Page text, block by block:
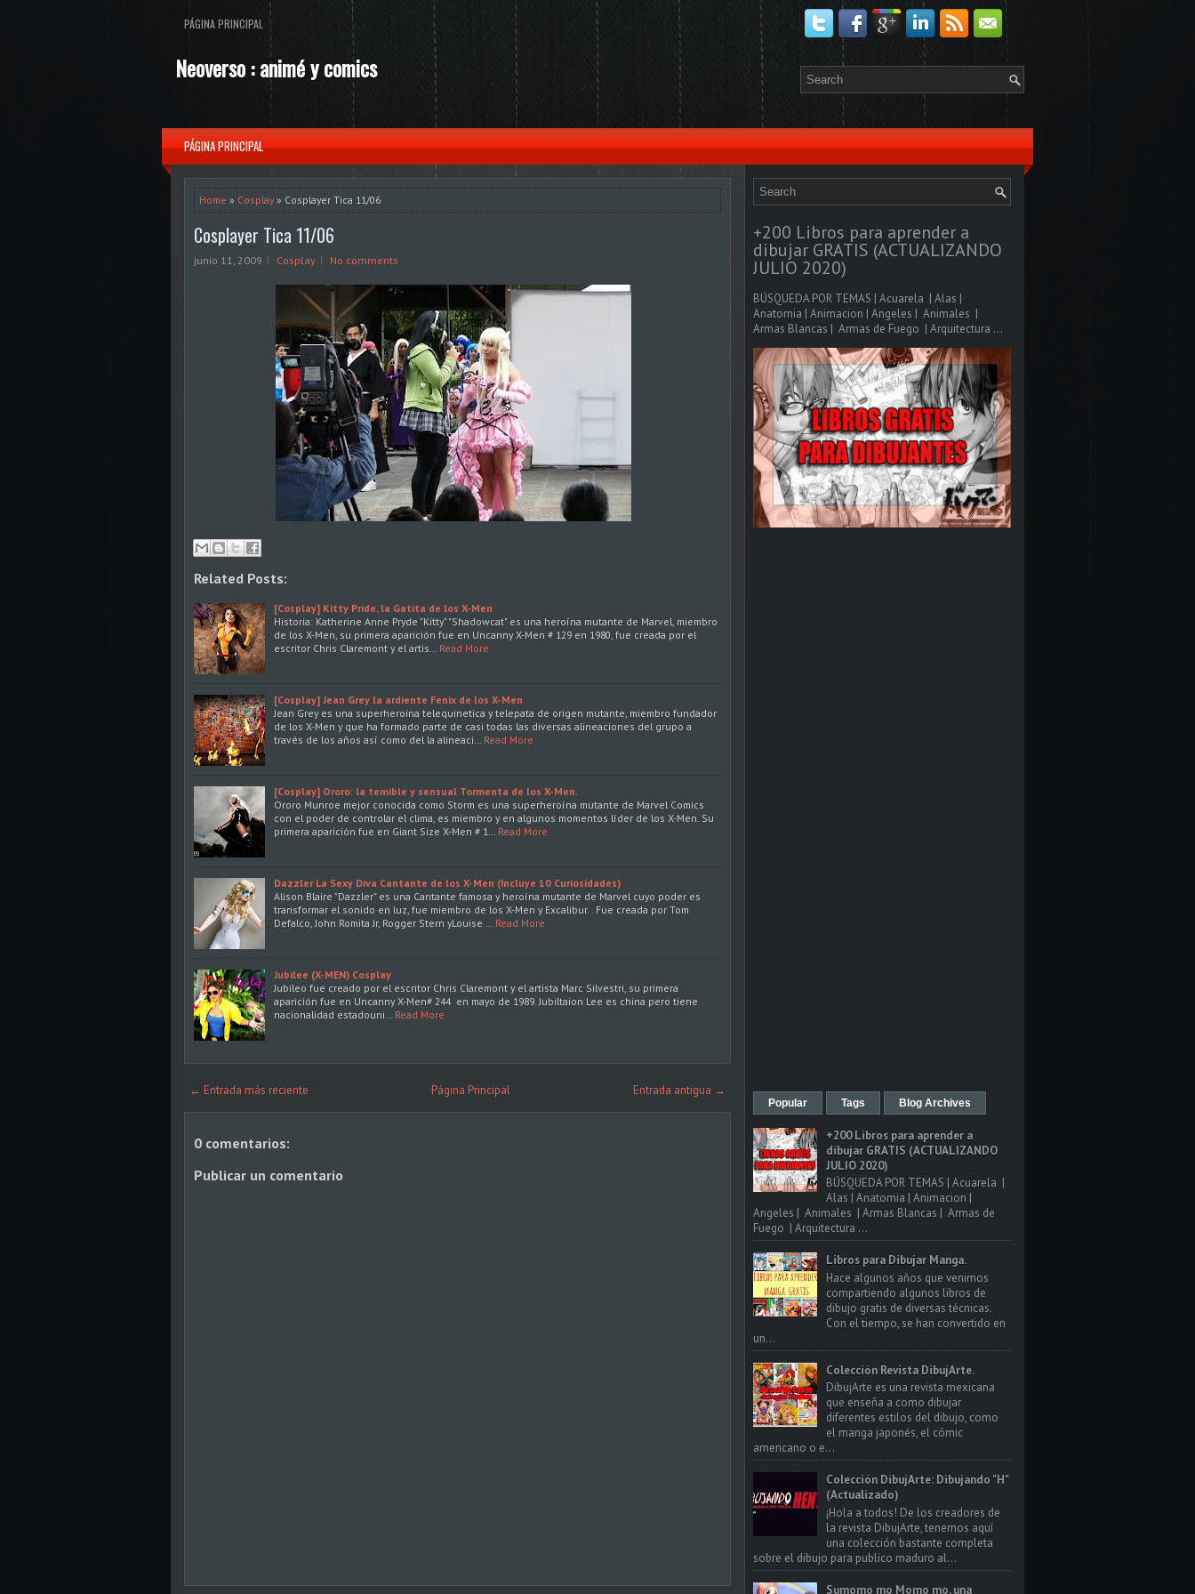
PÁGINA PRINCIPAL
Neoverso : animé y comics
PÁGINA PRINCIPAL
Home » Cosplay» Cosplayer Tica 11/06
Cosplayer Tica 11/06
junio 11, 2009 Cosplay No comments
Related Posts:
[Cosplay] Kitty Pride, la Gatita de los X-Men
Historia: Katherine Anne Pryde "Kitty" "Shadowcat" es una heroína mutante de Marvel, miembro
de los X-Men, su primera aparición fue en Uncanny X-Men # 129 en 1980, fue creada por el
escritor Chris Claremont y el artis…
Read More
[Cosplay] Jean Grey la ardiente Fenix de los X-Men
Jean Grey es una superheroina telequinetica y telepata de origen mutante, miembro fundador
de los X-Men y que ha formado parte de casi todas las diversas alineaciones del grupo a
través de los años así como del la alineaci…
Read More
[Cosplay] Ororo: la temible y sensual Tormenta de los X-Men.
Ororo Munroe mejor conocida como Storm es una superheroína mutante de Marvel Comics
con el poder de controlar el clima, es miembro y en algunos momentos líder de los X-Men. Su
primera aparición fue en Giant Size X-Men # 1…
Read More
Dazzler La Sexy Diva Cantante de los X-Men (Incluye 10 Curiosidades)
Alison Blaire "Dazzler" es una Cantante famosa y heroína mutante de Marvel cuyo poder es
transformar el sonido en luz, fue miembro de los X-Men y Excalibur. . Fue creada por Tom
Defalco, John Romita Jr, Rogger Stern yLouise …
Read More
Jubilee (X-MEN) Cosplay
Jubileo fue creado por el escritor Chris Claremont y el artista Marc Silvestri, su primera
aparición fue en Uncanny X-Men# 244 en mayo de 1989. Jubiltaion Lee es china pero tiene
nacionalidad estadouni…
Read More
← Entrada más reciente Entrada antigua →
Página Principal
0 comentarios:
Publicar un comentario
+200 Libros para aprender a
dibujar GRATIS (ACTUALIZANDO
JULIO 2020)
BÚSQUEDA POR TEMAS | Acuarela | Alas |
Anatomia | Animacion | Angeles | Animales |
Armas Blancas | Armas de Fuego | Arquitectura ...
Popular Tags Blog Archives
+200 Libros para aprender a
dibujar GRATIS (ACTUALIZANDO
JULIO 2020)
BÚSQUEDA POR TEMAS | Acuarela |
Alas | Anatomia | Animacion |
Angeles | Animales | Armas Blancas | Armas de
Fuego | Arquitectura ...
Libros para Dibujar Manga.
Hace algunos años que venimos
compartiendo algunos libros de
dibujo gratis de diversas técnicas.
Con el tiempo, se han convertido en
un...
Colección Revista DibujArte.
DibujArte es una revista mexicana
que enseña a como dibujar
diferentes estilos del dibujo, como
el manga japonés, el cómic
americano o e...
Colección DibujArte: Dibujando "H"
(Actualizado)
¡Hola a todos! De los creadores de
la revista DibujArte, tenemos aquí
una colección bastante completa
sobre el dibujo para publico maduro al...
Sumomo mo Momo mo, una